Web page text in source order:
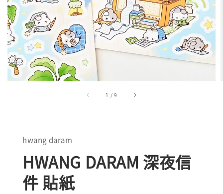
1 /9
hwang daram
HWANG DARAM 深夜信
件 貼紙